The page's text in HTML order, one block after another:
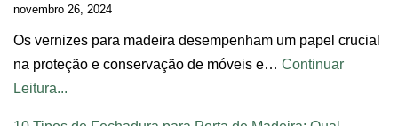
novembro 26, 2024
Os vernizes para madeira desempenham um papel crucial
na proteção e conservação de móveis e… Continuar
Leitura...